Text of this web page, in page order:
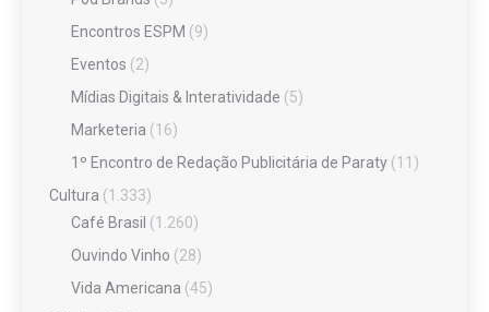
Encontros ESPM (9)
Eventos (2)
Mídias Digitais & Interatividade (5)
Marketeria (16)
1º Encontro de Redação Publicitária de Paraty (11)
Cultura (1.333)
Café Brasil (1.260)
Ouvindo Vinho (28)
Vida Americana (45)